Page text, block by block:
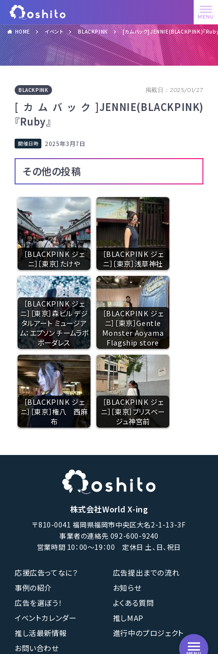
HOME イベント BLACKPINK [カムバック]JENNIE(BLACKPINK)『Ruby
BLACKPINK 掲載日：2025/01/27
[カムバック]JENNIE(BLACKPINK)
『Ruby』
2025年3月7日
その他の投稿
［BLACKPINK ジェ
ニ］［東京］たけや
［BLACKPINK ジェ
ニ］［東京］浅草神社
［BLACKPINK ジェ
ニ］［東京］森ビル デジ
タルアート ミュージア
ム：エプソン チームラボ
ボーダレス
［BLACKPINK ジェ
ニ］［東京］Gentle
Monster Aoyama
Flagship store
［BLACKPINK ジェ
ニ］［東京］権八 西麻
布
［BLACKPINK ジェ
ニ］［東京］ブリスベー
ジュ神宮前
株式会社World X-ing
〒810-0041 福岡県福岡市中央区大名2-1-13-3F
事業者の連絡先 092-600-9240
営業時間 10：00〜19：00 定休日 土、日、祝日
応援広告ってなに？
広告提出までの流れ
事例の紹介
お知らせ
広告を選ぼう！
よくある質問
イベントカレンダー
推しMAP
推し活最新情報
進行中のプロジェクト
お問い合わせ